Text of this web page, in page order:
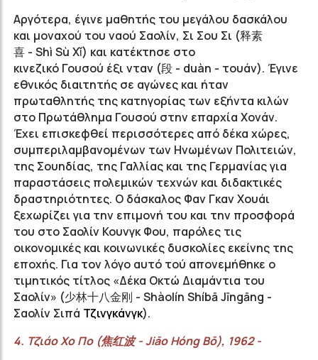
Αργότερα, έγινε μαθητής του μεγάλου δασκάλου
και μοναχού του ναού Σαολίν, Σι Σου Σι (释素
喜 - Shì Sù Xǐ) και κατέκτησε στο
κινεζικό Γουσού έξι νταν (段 - duàn - τουάν). Έγινε
εθνικός διαιτητής σε αγώνες και ήταν
πρωταθλητής της κατηγορίας των εξήντα κιλών
στο Πρωτάθλημα Γουσού στην επαρχία Χονάν.
Έχει επισκεφθεί περισσότερες από δέκα χώρες,
συμπεριλαμβανομένων των Ηνωμένων Πολιτειών,
της Σουηδίας, της Γαλλίας και της Γερμανίας για
παραστάσεις πολεμικών τεχνών και διδακτικές
δραστηριότητες. Ο δάσκαλος Φαν Γκαν Χουάι
ξεχωρίζει για την επιμονή του και την προσφορά
του στο Σαολίν Κουνγκ Φου, παρόλες τις
οικονομικές και κοινωνικές δυσκολίες εκείνης της
εποχής. Για τον λόγο αυτό τού απονεμήθηκε ο
τιμητικός τίτλος «Δέκα Οκτώ Διαμάντια του
Σαολίν» (少林十八金刚 - Shàolín Shíbā Jīngāng -
Σαολίν Σιπά Τζινγκάνγκ).
4. ΤζιάοΧο Πο(焦红波-Jiāo Hóng Bō), 1962 -